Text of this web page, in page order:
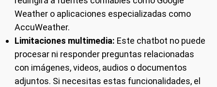
Weather o aplicaciones especializadas como
AccuWeather.
Limitaciones multimedia: Este chatbot no puede
procesar ni responder preguntas relacionadas
con imágenes, videos, audios o documentos
adjuntos. Si necesitas estas funcionalidades, el